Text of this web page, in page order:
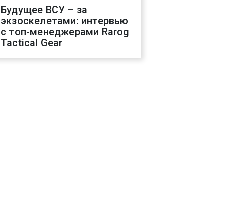
Будущее ВСУ – за
экзоскелетами: интервью
с топ-менеджерами Rarog
Tactical Gear